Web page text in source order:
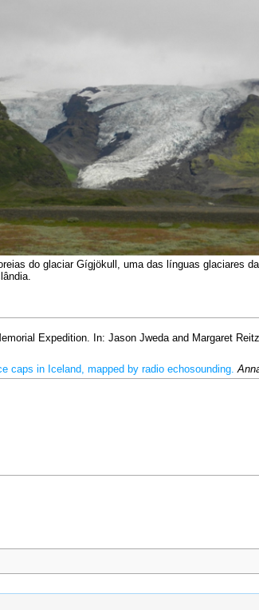
do glaciar Gígjökull, uma das línguas glaciares
Expedition. In: Jason Jweda and Margaret
caps in Iceland, mapped by radio echosounding.